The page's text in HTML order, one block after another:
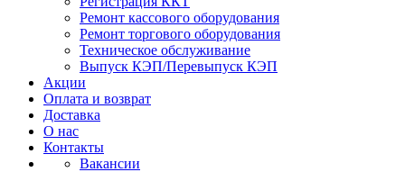
Ремонт кассового оборудования
Ремонт торгового оборудования
Техническое обслуживание
Выпуск КЭП/Перевыпуск КЭП
Акции
Оплата и возврат
Доставка
О нас
Контакты
Вакансии